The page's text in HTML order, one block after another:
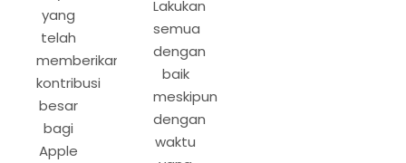
yang
telah
memberikan
kontribusi
besar
bagi
Apple
Lakukan
semua
dengan
baik
meskipun
dengan
waktu